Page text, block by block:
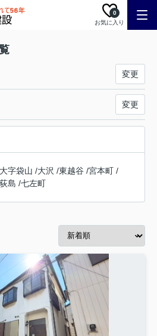
お気に入り
0
変更
変更
大字袋山 /大沢 /東越谷 /宮本町 /
島 /七左町